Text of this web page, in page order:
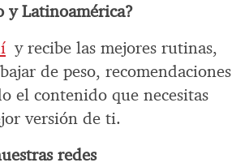
y Latinoamérica?
y recibe las mejores rutinas,
de peso, recomendaciones
el contenido que necesitas
versión de ti.
redes